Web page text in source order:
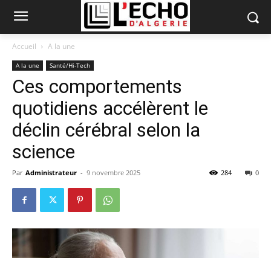
Accueil A la une
A la une Santé/Hi-Tech
Ces comportements
quotidiens accélèrent le
déclin cérébral selon la
science
Par Administrateur - 9 novembre 2025 0
284